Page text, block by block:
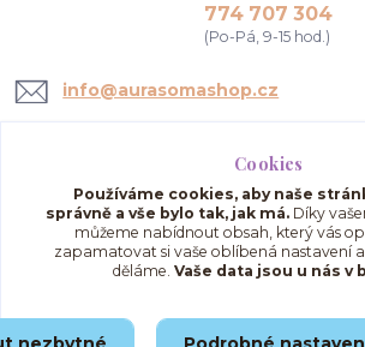
774 707 304
(Po-Pá, 9-15 hod.)
info@aurasomashop.cz
Upravit sběr cookies.
Cookies
Používáme cookies, aby naše
správně a vše bylo tak, jak má. Díky
můžeme nabídnout obsah, který vás
zapamatovat si vaše oblíbená nastavení
děláme. Vaše data jsou u nás v